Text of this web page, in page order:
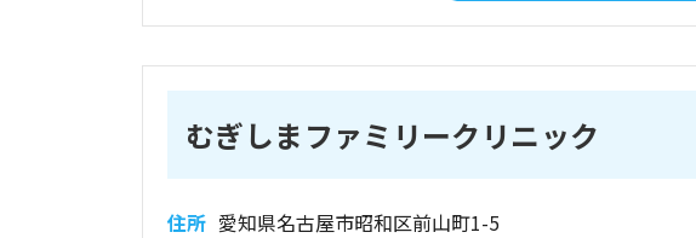
むぎしまファミリークリニック
住所 愛知県名古屋市昭和区前山町1-5